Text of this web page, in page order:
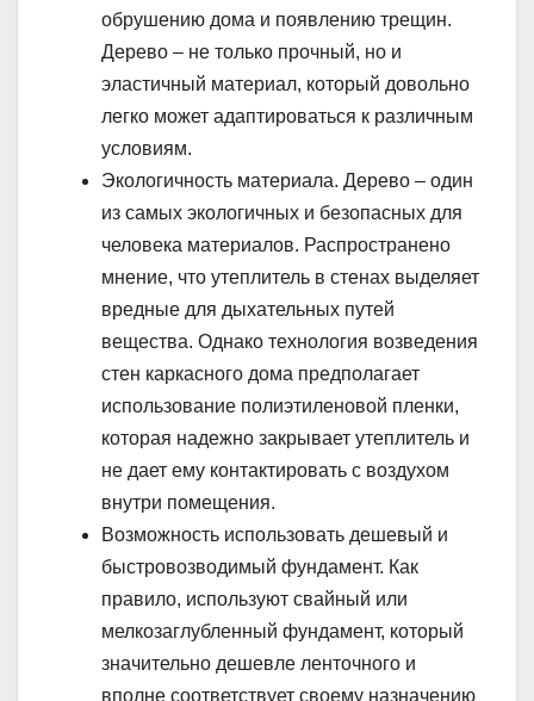
обрушению дома и появлению трещин.
Дерево – не только прочный, но и
эластичный материал, который довольно
легко может адаптироваться к различным
условиям.
Экологичность материала. Дерево – один
из самых экологичных и безопасных для
человека материалов. Распространено
мнение, что утеплитель в стенах выделяет
вредные для дыхательных путей
вещества. Однако технология возведения
стен каркасного дома предполагает
использование полиэтиленовой пленки,
которая надежно закрывает утеплитель и
не дает ему контактировать с воздухом
внутри помещения.
Возможность использовать дешевый и
быстровозводимый фундамент. Как
правило, используют свайный или
мелкозаглубленный фундамент, который
значительно дешевле ленточного и
вполне соответствует своему назначению